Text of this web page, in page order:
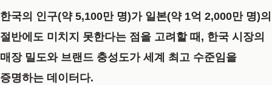
한국의 인구(약 5,100만 명)가 일본(약 1억 2,000만 명)의
절반에도 미치지 못한다는 점을 고려할 때, 한국 시장의
매장 밀도와 브랜드 충성도가 세계 최고 수준임을
증명하는 데이터다.